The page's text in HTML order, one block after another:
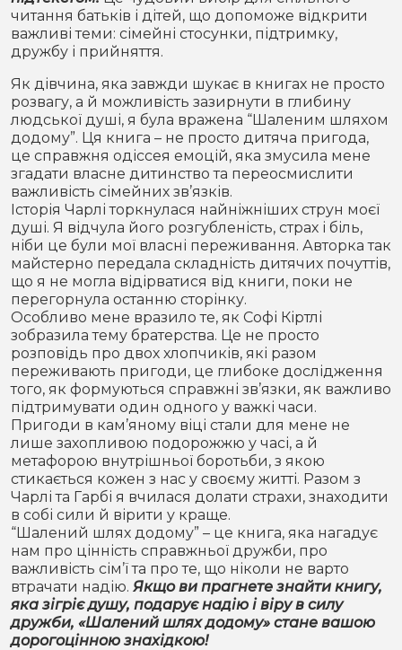
читання батьків і дітей, що допоможе відкрити
важливі теми: сімейні стосунки, підтримку,
дружбу і прийняття.
Як дівчина, яка завжди шукає в книгах не просто
розвагу, а й можливість зазирнути в глибину
людської душі, я була вражена “Шаленим шляхом
додому”. Ця книга – не просто дитяча пригода,
це справжня одіссея емоцій, яка змусила мене
згадати власне дитинство та переосмислити
важливість сімейних зв’язків.
Історія Чарлі торкнулася найніжніших струн моєї
душі. Я відчула його розгубленість, страх і біль,
ніби це були мої власні переживання. Авторка так
майстерно передала складність дитячих почуттів,
що я не могла відірватися від книги, поки не
перегорнула останню сторінку.
Особливо мене вразило те, як Софі Кіртлі
зобразила тему братерства. Це не просто
розповідь про двох хлопчиків, які разом
переживають пригоди, це глибоке дослідження
того, як формуються справжні зв’язки, як важливо
підтримувати один одного у важкі часи.
Пригоди в кам’яному віці стали для мене не
лише захопливою подорожжю у часі, а й
метафорою внутрішньої боротьби, з якою
стикається кожен з нас у своєму житті. Разом з
Чарлі та Гарбі я вчилася долати страхи, знаходити
в собі сили й вірити у краще.
“Шалений шлях додому” – це книга, яка нагадує
нам про цінність справжньої дружби, про
важливість сім’ї та про те, що ніколи не варто
втрачати надію. Якщо ви прагнете знайти книгу,
яка зігріє душу, подарує надію і віру в силу
дружби, «Шалений шлях додому» стане вашою
дорогоцінною знахідкою!